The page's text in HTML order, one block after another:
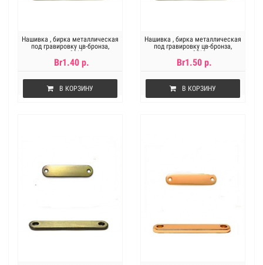
Нашивка , бирка металлическая
под гравировку цв-бронза,
размер 30*9 мм
Br1.40 р.
В КОРЗИНУ
Нашивка , бирка металлическая
под гравировку цв-бронза,
размер 35*8 мм
Br1.50 р.
В КОРЗИНУ